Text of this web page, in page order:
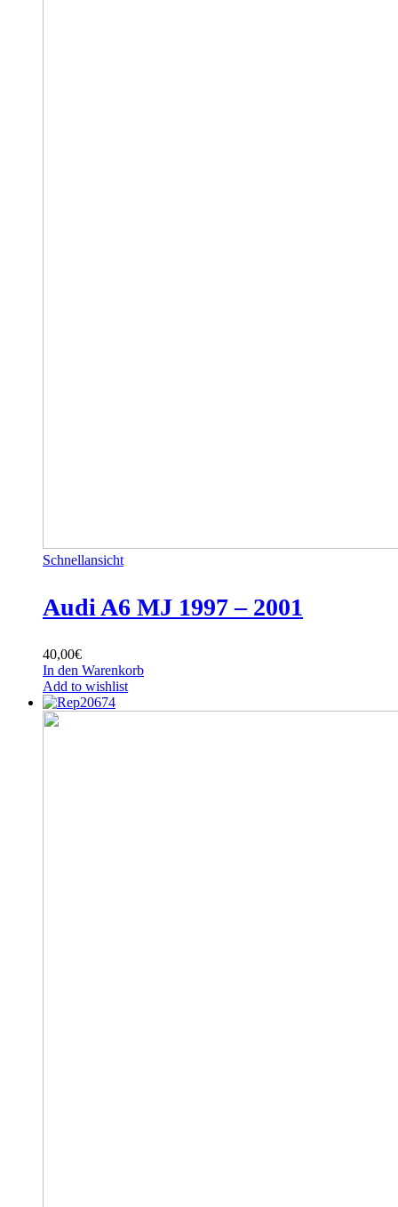
Schnellansicht
Audi A6 MJ 1997 – 2001
40,00€
In den Warenkorb
Add to wishlist